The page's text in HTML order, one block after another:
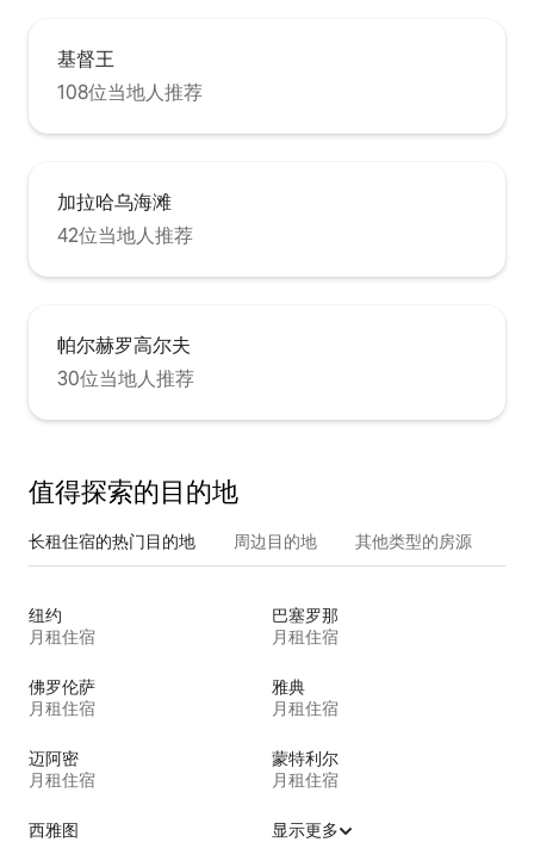
基督王
108位当地人推荐
加拉哈乌海滩
42位当地人推荐
帕尔赫罗高尔夫
30位当地人推荐
值得探索的目的地
长租住宿的热门目的地 周边目的地 其他类型的房源
纽约
月租住宿
巴塞罗那
月租住宿
佛罗伦萨
月租住宿
雅典
月租住宿
迈阿密
月租住宿
蒙特利尔
月租住宿
西雅图
显示更多